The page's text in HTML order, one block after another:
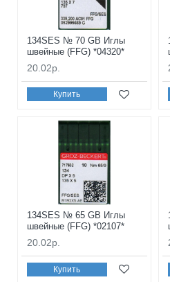
134SES № 70 GB Иглы
швейные (FFG) *04320*
20.02р.
Купить
134SES № 65 GB Иглы
швейные (FFG) *02107*
20.02р.
Купить